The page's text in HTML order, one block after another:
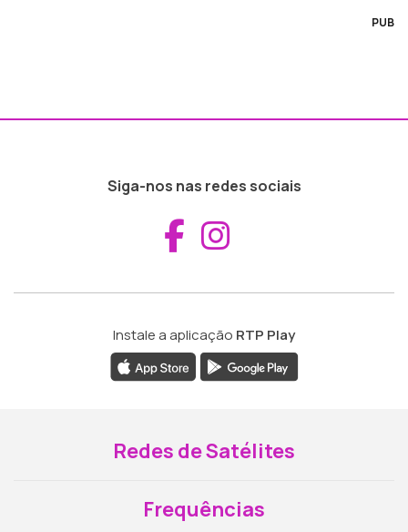
PUB
Siga-nos nas redes sociais
Aceder ao
Instale a aplicação RTP Play
Redes de Satélites
Frequências